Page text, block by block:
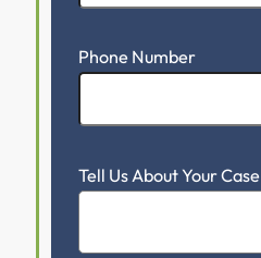
Phone Number
Tell Us About Your Case